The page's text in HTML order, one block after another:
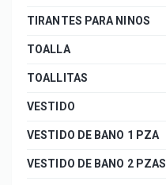
TIRANTES PARA NINOS
TOALLA
TOALLITAS
VESTIDO
VESTIDO DE BANO 1 PZA
VESTIDO DE BANO 2 PZAS